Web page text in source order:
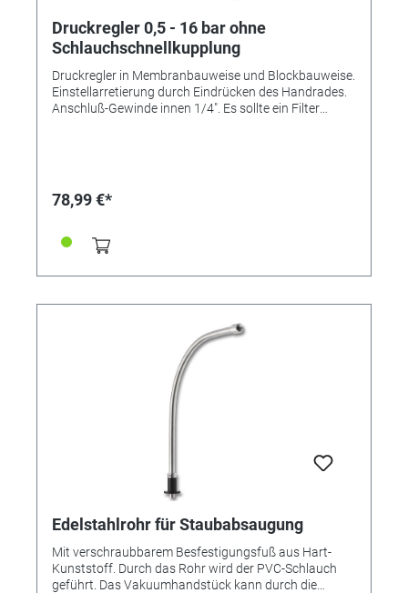
Druckregler 0,5 - 16 bar ohne
Schlauchschnellkupplung
Druckregler in Membranbauweise und Blockbauweise.
Einstellarretierung durch Eindrücken des Handrades.
Anschluß-Gewinde innen 1/4". Es sollte ein Filter
78,99 €*
Edelstahlrohr für Staubabsaugung
Mit verschraubbarem Besfestigungsfuß aus Hart-
Kunststoff. Durch das Rohr wird der PVC-Schlauch
geführt. Das Vakuumhandstück kann durch die